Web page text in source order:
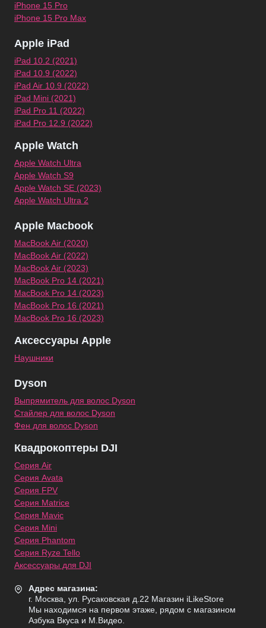
iPhone 15 Pro
iPhone 15 Pro Max
Apple iPad
iPad 10.2 (2021)
iPad 10.9 (2022)
iPad Air 10.9 (2022)
iPad Mini (2021)
iPad Pro 11 (2022)
iPad Pro 12.9 (2022)
Apple Watch
Apple Watch Ultra
Apple Watch S9
Apple Watch SE (2023)
Apple Watch Ultra 2
Apple Macbook
MacBook Air (2020)
MacBook Air (2022)
MacBook Air (2023)
MacBook Pro 14 (2021)
MacBook Pro 14 (2023)
MacBook Pro 16 (2021)
MacBook Pro 16 (2023)
Аксессуары Apple
Наушники
Dyson
Выпрямитель для волос Dyson
Стайлер для волос Dyson
Фен для волос Dyson
Квадрокоптеры DJI
Серия Air
Серия Avata
Серия FPV
Серия Matrice
Серия Mavic
Серия Mini
Серия Phantom
Серия Ryze Tello
Аксессуары для DJI
Адрес магазина:
г. Москва, ул. Русаковская д.22 Магазин iLikeStore
Мы находимся на первом этаже, рядом с магазином
Азбука Вкуса и М.Видео.